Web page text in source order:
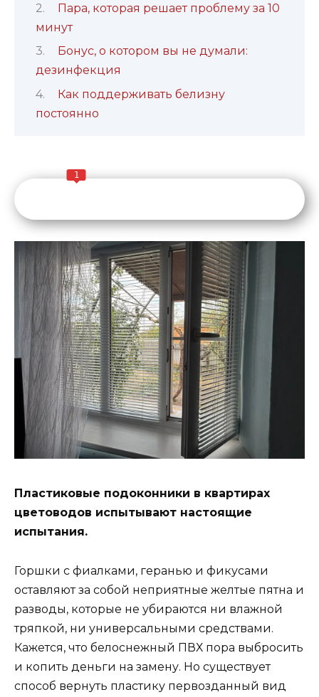
Пара, которая решает проблему за 10
минут
Бонус, о котором вы не думали:
дезинфекция
Как поддерживать белизну
постоянно
1
Пластиковые подоконники в квартирах
цветоводов испытывают настоящие
испытания.
Горшки с фиалками, геранью и фикусами
оставляют за собой неприятные желтые пятна и
разводы, которые не убираются ни влажной
тряпкой, ни универсальными средствами.
Кажется, что белоснежный ПВХ пора выбросить
и копить деньги на замену. Но существует
способ вернуть пластику первозданный вид